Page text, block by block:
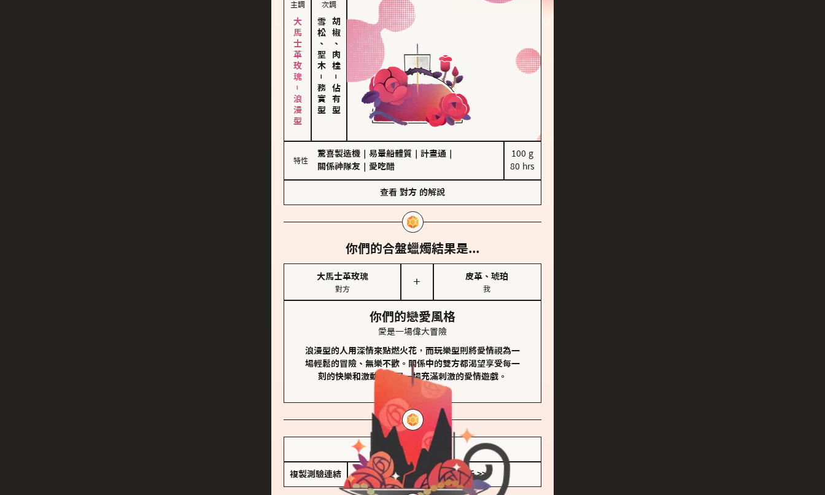
主調
大馬士革玫瑰－浪漫型
次調
雪松、聖木
－
務實型
胡椒、肉桂
－
佔有型
特性
驚喜製造機 易暈船體質 計畫通
關係神隊友
愛吃醋
100 g
80 hrs
查看 對方 的解說
你們的合盤蠟燭結果是...
大馬士革玫瑰
對方
＋
皮革、琥珀
我
你們的戀愛風格
愛是一場偉大冒險
浪漫型的人用深情來點燃火花，而玩樂型則將愛情視為一
場輕鬆的冒險、無樂不歡。關係中的雙方都渴望享受每一
刻的快樂和激動，像是一場充滿刺激的愛情遊戲。
儲存我的結果圖
複製測驗連結 查看香氛類型全解析 >>>